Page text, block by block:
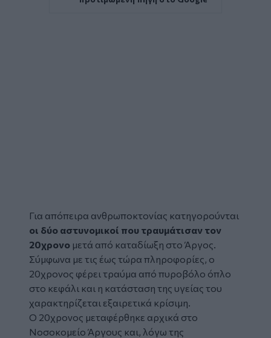
Για απόπειρα ανθρωποκτονίας κατηγορούνται
οι δύο αστυνομικοί που τραυμάτισαν τον
20χρονο μετά από καταδίωξη στο Άργος.
Σύμφωνα με τις έως τώρα πληροφορίες, ο
20χρονος φέρει τραύμα από πυροβόλο όπλο
στο κεφάλι και η κατάσταση της υγείας του
χαρακτηρίζεται εξαιρετικά κρίσιμη.
Ο 20χρονος μεταφέρθηκε αρχικά στο
Νοσοκομείο Άργους και, λόγω της